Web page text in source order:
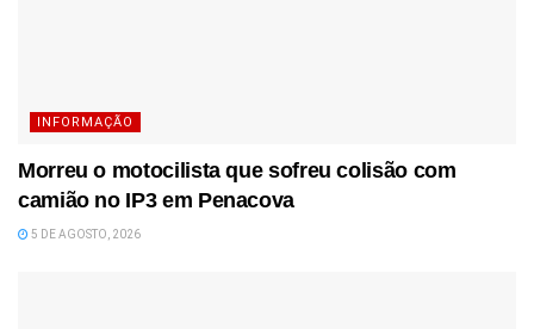
INFORMAÇÃO
Morreu o motocilista que sofreu colisão com
camião no IP3 em Penacova
5 DE AGOSTO, 2026